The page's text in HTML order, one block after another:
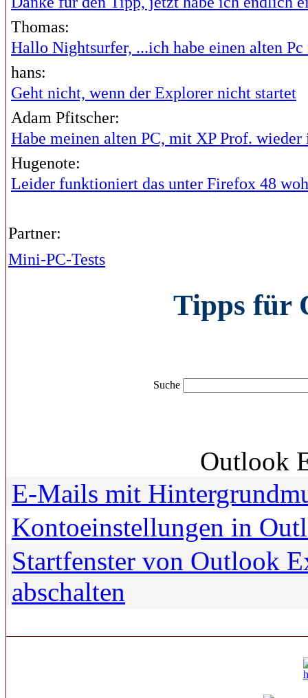
Thomas:
Hallo Nightsurfer, ...ich habe einen alten Pc
hans:
Geht nicht, wenn der Explorer nicht startet
Adam Pfitscher:
Habe meinen alten PC, mit XP Prof. wieder
Hugenote:
Leider funktioniert das unter Firefox 48
Partner:
Mini-PC-Tests
Tipps für
Suche
Outlook
E-Mails mit
Kontoeinstellungen in
Startfenster von Outlook
abschalten